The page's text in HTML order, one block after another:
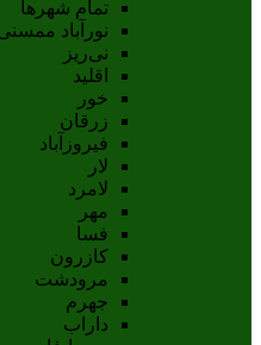
تمام شهر‌ها
نورآباد ممسنی
نی‌ریز
اقلید
خور
زرقان
فیروزآباد
لار
لامرد
مهر
فسا
کازرون
مرودشت
جهرم
داراب